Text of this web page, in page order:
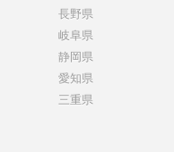
長野県
岐阜県
静岡県
愛知県
三重県